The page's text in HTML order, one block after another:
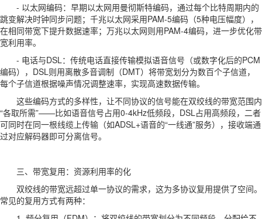
- 以太网编码：早期以太网用曼彻斯特编码，通过每个比特周期内的
跳变解决时钟同步问题；千兆以太网采用PAM-5编码（5种电压幅度），
在相同带宽下提升数据速率；万兆以太网则用PAM-4编码，进一步优化带
宽利用率。
- 电话与DSL：传统电话直接传输模拟语音信号（或数字化后的PCM
编码），DSL则用离散多音调制（DMT）将带宽划分为数百个子信道，
每个子信道根据噪声情况调整速率，实现高速数据传输。
这些编码方式的多样性，让不同协议的信号能在双绞线的带宽范围内
“各取所需”——比如语音信号占用0-4kHz低频段，DSL占用高频段，二者
可同时在同一根线缆上传输（如ADSL+语音的“一线通”服务），接收端通
过对应解码器即可分离信号。
三、带宽复用：资源利用率的化
双绞线的带宽远超过单一协议的需求，这为多协议复用提供了空间。
常见的复用方式有两种：